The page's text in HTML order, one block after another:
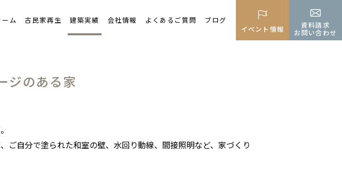
ム 古民家再生 建築実績 会社情報 よくあるご質問
ブログ
イベント情報
資料請求
お問い合わせ
ジのある家
自分で塗られた和室の壁、水回り動線、間接照明など、家づくり